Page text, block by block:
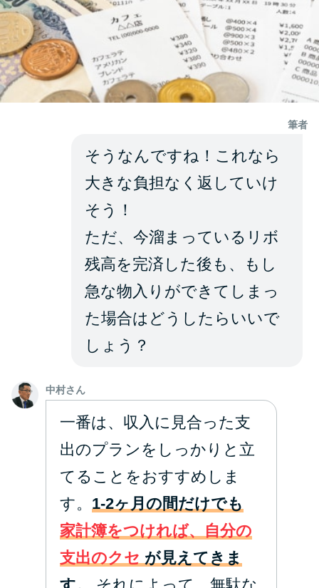
筆者
そうなんですね！これなら
大きな負担なく返していけ
そう！
ただ、今溜まっているリボ
残高を完済した後も、もし
急な物入りができてしまっ
た場合はどうしたらいいで
しょう？
中村さん
一番は、収入に見合った支
出のプランをしっかりと立
てることをおすすめしま
す。 1-2ヶ月の間だけでも
家計簿をつければ、自分の
支出のクセ が見えてきま